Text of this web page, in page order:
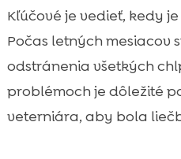
Kľúčové je vedieť, kedy
Počas letných mesiacov
odstránenia všetkých
problémoch je dôležité
veterniára, aby bola